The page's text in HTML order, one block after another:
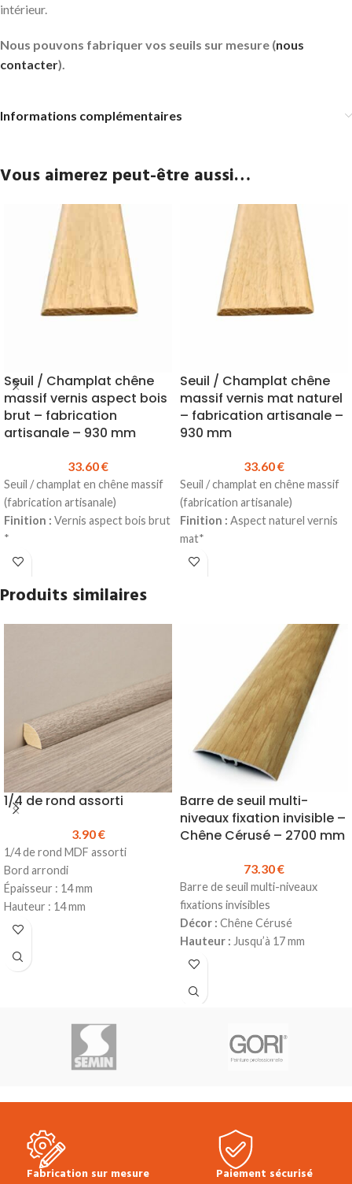
intérieur.
Nous pouvons fabriquer vos seuils sur mesure (nous
contacter).
Informations complémentaires
Vous aimerez peut-être aussi…
Seuil / Champlat chêne
massif vernis aspect bois
brut – fabrication
artisanale – 930 mm
33.60€
Seuil / champlat en chêne massif
(fabrication artisanale)
Finition : Vernis aspect bois brut
*
Hauteur :
Longueur :930 mm (autres
Prix TTC à la longueur: 33.60 €
* Autres finitions disponibles sur
commandeA noter : la mise à
longueur est à la charge du client
ainsi que les entailles éventuelles
Seuil / Champlat chêne
massif vernis mat naturel
– fabrication artisanale –
930 mm
33.60€
Seuil / champlat en chêne massif
(fabrication artisanale)
Finition : Aspect naturel vernis
mat*
Hauteur :
: Chêne massif
Produit en stock
Prix TTC à la longueur : 33.60 €
* Autres finitions disponibles sur
commande : Blanchi & Aspect
bois brutA noter : la mise à
longueur est à la charge du client
Produits similaires
1/4 de rond assorti
3.90€
1/4 de rond MDF assorti
Bord arrondi
Épaisseur : 14 mm
Hauteur : 14 mm
Longueur : 2500 mm
Prix TTC à la longueur :
(possibilité de clouer en
Barre de seuil multi-
niveaux fixation invisible –
Chêne Cérusé – 2700 mm
73.30€
Barre de seuil multi-niveaux
fixations invisibles
Décor : Chêne Cérusé
Hauteur : Jusqu’à 17 mm
Largeur :
également en 930 mm)
Produit en stock
Fabrication sur mesure Paiement sécurisé